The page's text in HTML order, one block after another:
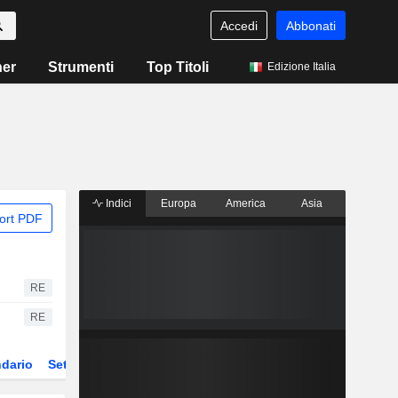
Accedi Abbonati
Strumenti Top Titoli Edizione Italia
PDF
RE
RE
Settore
Indici Europa America Asia